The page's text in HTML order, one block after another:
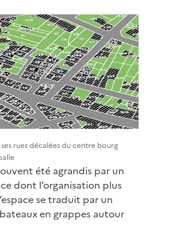
rues décalées du centre bourg
été agrandis par un
dont l’organisation plus
se traduit par un
en grappes autour